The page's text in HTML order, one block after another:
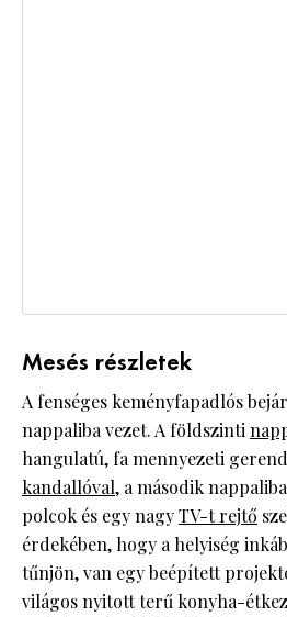
Mesés részletek
A fenséges keményfapadlós
nappaliba vezet. A földszinti
hangulatú, fa mennyezeti
kandallóval, a második
polcok és egy nagyTV-t rejtő
érdekében, hogy a helyiség
tűnjön, van egy beépített
világos nyitott terű konyha-